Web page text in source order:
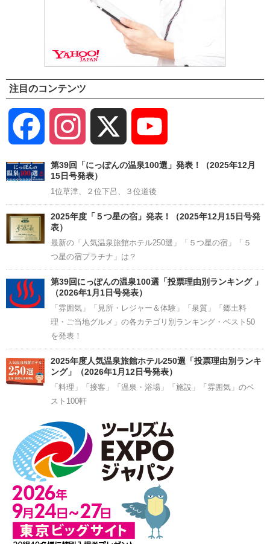
注目のコンテンツ
Facebook Instagram
Channel
第39回「にっぽんの温泉100選」発表！（2025年12月
15日号発表）
1位草津、２位下呂、３位道後
2025年度「５つ星の宿」発表！（2025年12月15日号発
表）
最新の「人気温泉旅館ホテル250選」「５つ星の宿」「５
つ星の宿プラチナ」は？
第39回にっぽんの温泉100選「投票理由別ランキング 」
（2026年1月1日号発表）
「雰囲気」「見所・レジャー＆体験」「泉質」「郷土料
理・ご当地グルメ」の各カテゴリ別ランキング・ベスト50
を発表！
2025年度人気温泉旅館ホテル250選「投票理由別ランキ
ング」（2026年1月12日号発表）
「料理」「接客」「温泉・浴場」「施設」「雰囲気」のベ
スト100軒